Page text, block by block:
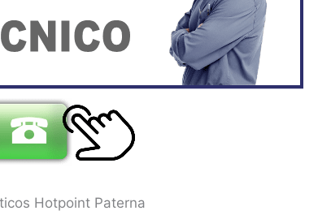
Hotpoint Paterna